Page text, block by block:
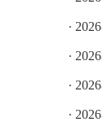
·
·
·
·